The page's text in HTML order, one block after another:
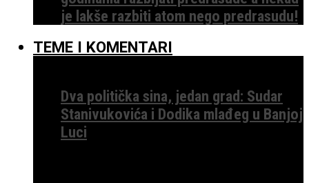
je lakše razbiti atom nego predrasudu!
TEME I KOMENTARI
Dva politička sina, jedan grad: Sudar
Stanivukovića i Dodika mlađeg u Banjoj
Luci